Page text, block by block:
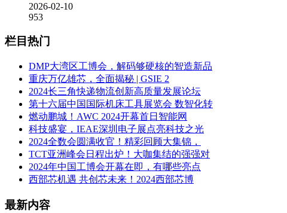
2026-02-10
953
栏目热门
DMP大湾区工博会，解码够硬核的智造新品
重庆万亿雄芯，全面揭秘 | GSIE 2
2024长三角快递物流创新高质量发展论坛
第十六届中国国际机床工具展览会 数智化转
燃动鹏城！AWC 2024开幕首日智能网
科技盛宴，IEAE深圳电子展点亮科技之光
2024全数会圆满收官！精彩回顾大集锦，
TCT亚洲峰会日程出炉！大咖集结的强强对
2024年中国工博会开幕在即，有哪些亮点
西部芯机遇 共创芯未来！2024西部芯博
最新内容